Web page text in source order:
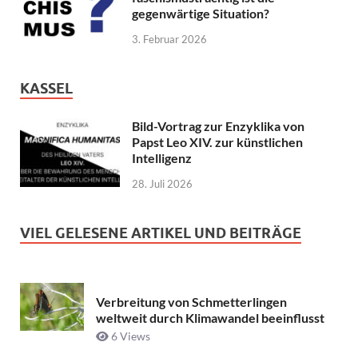
gegenwärtige Situation?
3. Februar 2026
KASSEL
Bild-Vortrag zur Enzyklika von
Papst Leo XIV. zur künstlichen
Intelligenz
28. Juli 2026
VIEL GELESENE ARTIKEL UND BEITRÄGE
Verbreitung von Schmetterlingen
weltweit durch Klimawandel beeinflusst
6 Views